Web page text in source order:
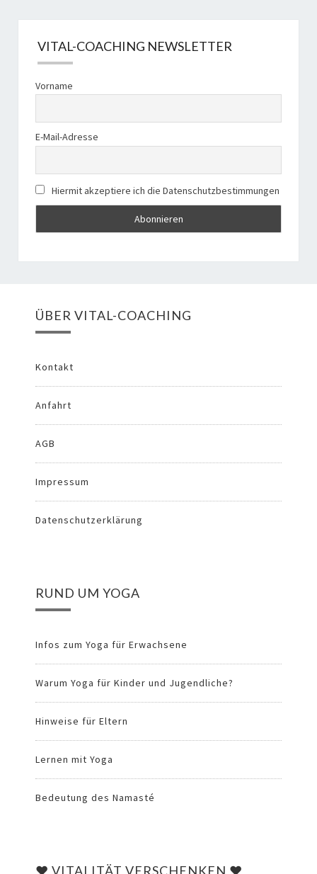
VITAL-COACHING NEWSLETTER
Vorname
E-Mail-Adresse
Hiermit akzeptiere ich die Datenschutzbestimmungen
ÜBER VITAL-COACHING
Kontakt
Anfahrt
AGB
Impressum
Datenschutzerklärung
RUND UM YOGA
Infos zum Yoga für Erwachsene
Warum Yoga für Kinder und Jugendliche?
Hinweise für Eltern
Lernen mit Yoga
Bedeutung des Namasté
♥ VITALITÄT VERSCHENKEN ♥